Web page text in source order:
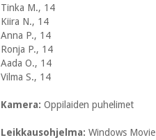
Tinka M., 14
Kiira N., 14
Anna P., 14
Ronja P., 14
Aada O., 14
Vilma S., 14
Kamera: Oppilaiden puhelimet
Leikkausohjelma: Windows